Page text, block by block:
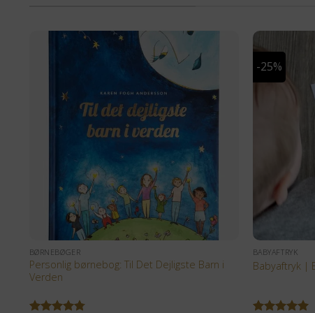
BØRNEBØGER
Personlig børnebog: Til Det Dejligste Barn i
Verden
-25%
BABYAFTRYK
Babyaftryk |